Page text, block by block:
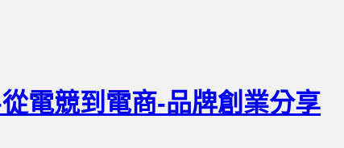
電競到電商-品牌創業分享